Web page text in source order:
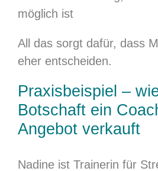
möglich ist
All das sorgt dafür, dass
eher entscheiden.
Praxisbeispiel –
Botschaft ein
Angebot verkauft
Nadine ist Trainerin für